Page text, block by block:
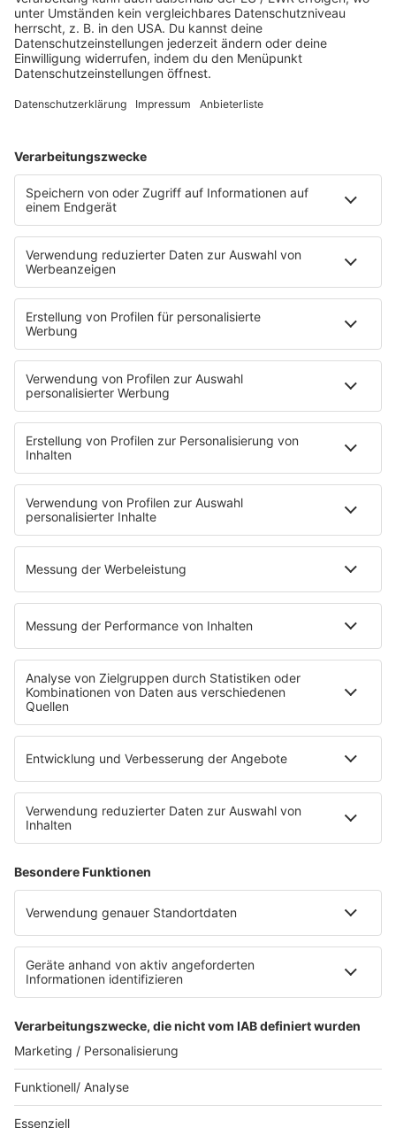
Mundwerk - schlau frühstücken
FUN
Kontakt-Board
App
T.B. Action-Hero
10 Fragen 10 Antworten
Chat-Community
SALÜ TV
SERVICE
Wetter
Verkehr & Blitzer
Weggehtipps
Jobbörse
Tipps und Tricks
SALÜ BONUS
INSIDE / B2B
B2B / Mediadaten
Empfang (DAB+, UKW, IP)
RADIO SALÜ Team
Alexa
App
WhatsApp-Kanal
Impressum
AGB
Datenschutzerklärung
Teilnahmebedingungen
Presse
Kontakt
WETTER
SAARLAND